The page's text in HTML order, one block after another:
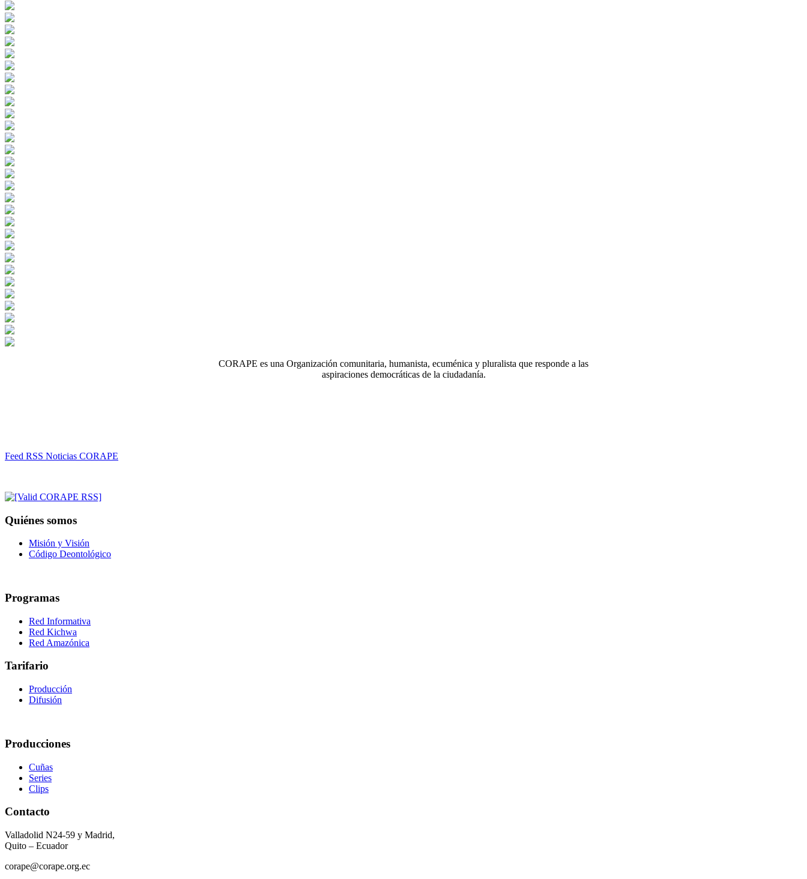
CORAPE es una Organización comunitaria, humanista, ecuménica y pluralista que responde a las
aspiraciones democráticas de la ciudadanía.
Feed RSS Noticias CORAPE
Quiénes somos
Misión y Visión
Código Deontológico
Programas
Red Informativa
Red Kichwa
Red Amazónica
Tarifario
Producción
Difusión
Producciones
Cuñas
Series
Clips
Contacto
Valladolid N24-59 y Madrid,
Quito – Ecuador
corape@corape.org.ec